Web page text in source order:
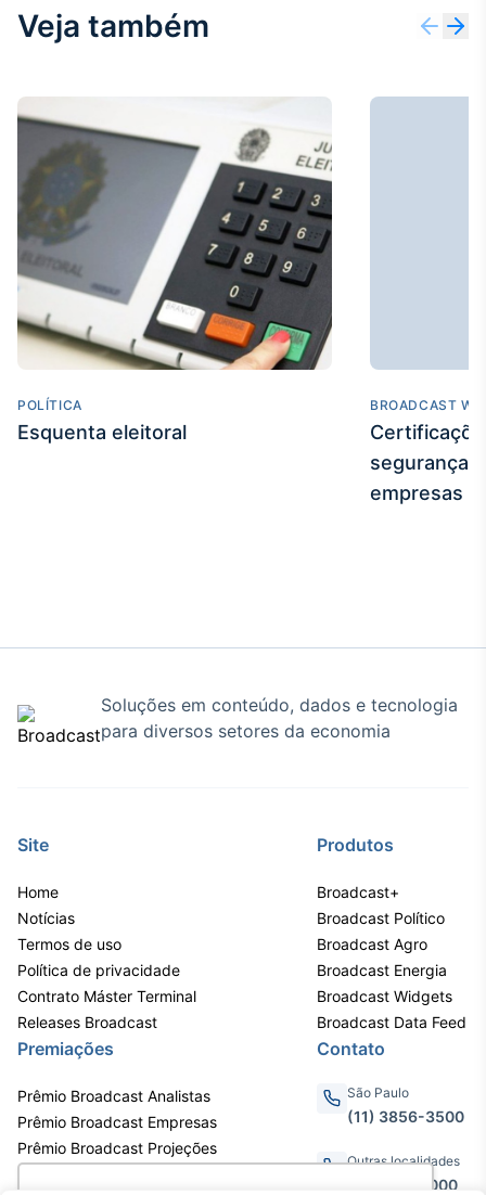
Veja também
POLÍTICA
Esquenta eleitoral
BROADCAST
segurança
empresas
Soluções em conteúdo, dados e tecnologia
para diversos setores da economia
Site
Home
Notícias
Termos de uso
Política de privacidade
Contrato Máster Terminal
Releases Broadcast
Produtos
Broadcast+
Broadcast Político
Broadcast Agro
Broadcast Energia
Broadcast Widgets
Broadcast Data Feed
Premiações
Prêmio Broadcast Analistas
Prêmio Broadcast Empresas
Prêmio Broadcast Projeções
Contato
São Paulo
(11) 3856-3500
Outras localidades
0800.011.3000